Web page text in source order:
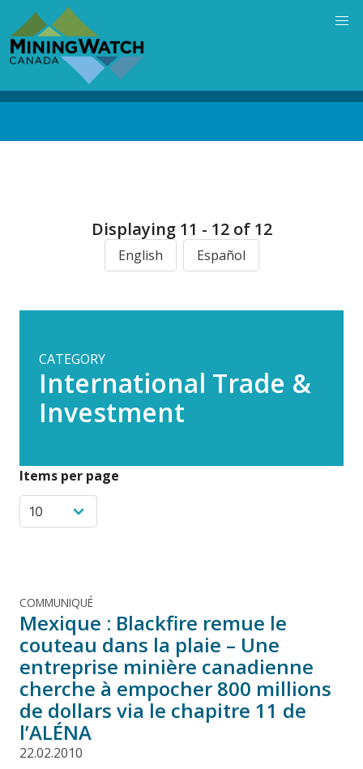
main
content
Displaying 11 - 12 of 12
English Español
CATEGORY
International Trade &
Investment
Items per page
COMMUNIQUÉ
Mexique : Blackfire remue le
couteau dans la plaie – Une
entreprise minière canadienne
cherche à empocher 800 millions
de dollars via le chapitre 11 de
l’ALÉNA
22.02.2010